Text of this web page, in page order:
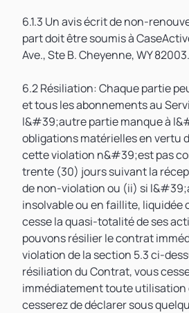
6.1.3 Un avis écrit de non-
part doit être soumis à
Ave., Ste B. Cheyenne, WY 82003.
6.2 Résiliation: Chaque partie
et tous les abonnements au
l&#39;autre partie manque à
obligations matérielles en vertu
cette violation n&#39;est pas
trente (30) jours suivant la
de non-violation ou (ii) si
insolvable ou en faillite, liquidée
cesse la quasi-totalité de ses
pouvons résilier le contrat
violation de la section 5.3 ci-
résiliation du Contrat, vous
immédiatement toute utilisation
cesserez de déclarer sous